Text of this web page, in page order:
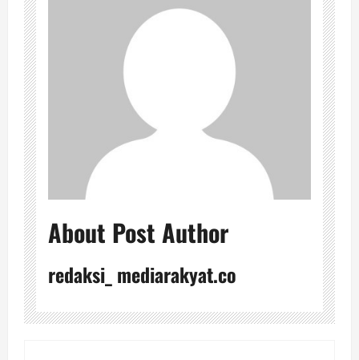
About Post Author
redaksi_ mediarakyat.co